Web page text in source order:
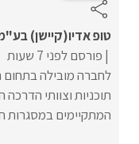
טופ אדיו(קיישן)
פורסם לפני 7 שעות
לחברה מובילה בתחום
תוכניות וצוותי
המתקיימים במסגרות